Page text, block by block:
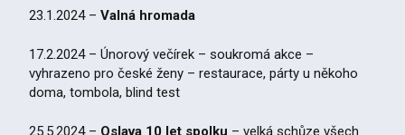
23.1.2024 – Valná hromada
17.2.2024 – Únorový večírek – soukromá akce –
vyhrazeno pro české ženy – restaurace, párty u někoho
doma, tombola, blind test
25.5.2024 – Oslava 10 let spolku – velká schůze všech